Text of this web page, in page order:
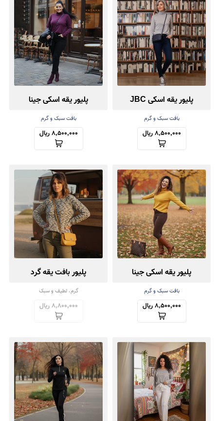
دلیل محبوبیت دوباره این ترند در دنیای مد
آشنا شوید.
پلیور یقه اسکی JBC
بافت سبک و گرم
8,500,000 ریال
پلیور یقه اسکی جینا
بافت سبک و گرم
8,500,000 ریال
پلیور یقه اسکی جینا
بافت سبک و گرم
8,500,000 ریال
پلیور بافت یقه گرد
گرم، لطیف و سبک
8,800,000 ریال